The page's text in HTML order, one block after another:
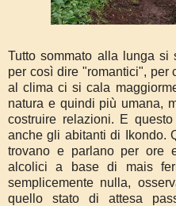
Tutto sommato alla lunga si
per così dire "romantici", per
al clima ci si cala
natura e quindi più umana,
costruire relazioni. E
anche gli abitanti di Ikondo.
trovano e parlano per ore
alcolici a base di mais
semplicemente nulla,
quello stato di attesa